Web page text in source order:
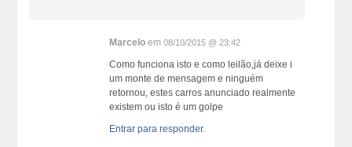
Marcelo em08/10/2015 @ 23:42
Como funciona isto e como leilão,já deixe i
um monte de mensagem e ninguém
retornou, estes carros anunciado realmente
existem ou isto é um golpe
Entrar para responder.